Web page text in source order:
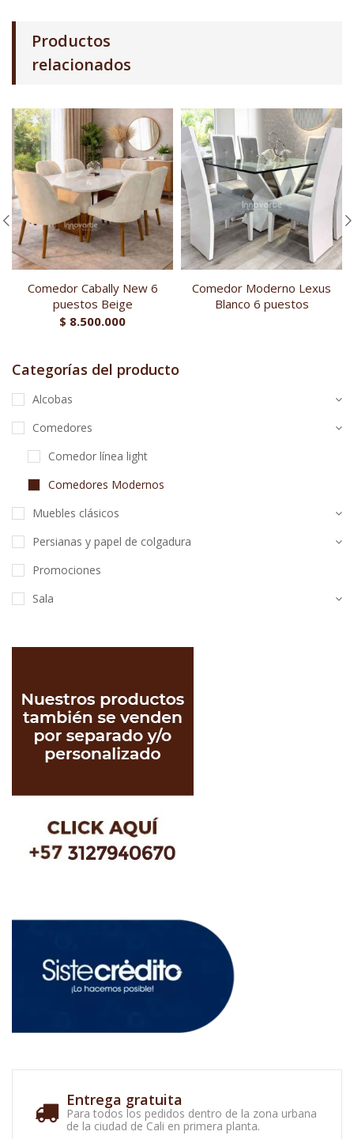
Productos
relacionados
Comedor Cabally New 6
puestos Beige
$ 8.500.000
Comedor Moderno Lexus
Blanco 6 puestos
Categorías del producto
Alcobas
Comedores
Comedor línea light
Comedores Modernos
Muebles clásicos
Persianas y papel de colgadura
Promociones
Sala
Entrega gratuita
Para todos los pedidos dentro de la zona urbana
de la ciudad de Cali en primera planta.